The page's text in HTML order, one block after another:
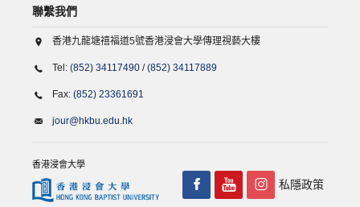
聯繫我們
香港九龍塘禧福道5號香港浸會大學傳理視藝大樓
Tel: (852) 34117490 /(852) 34117889
Fax: (852) 23361691
jour@hkbu.edu.hk
香港浸會大學
私隱政策